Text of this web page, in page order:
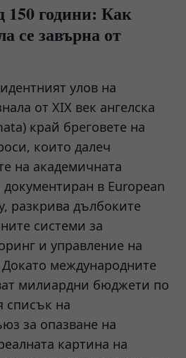
150 години: Как
се завърна от
улов на
от XIX век ангелска
край бреговете на
които далеч
на академичната
документиран в European
разкрива дълбоките
системи за
и управление на
международните
милиардни бюджети по
списък на
за опазване на
картина на